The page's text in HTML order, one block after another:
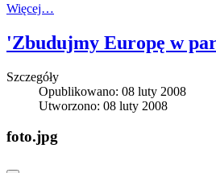
Więcej…
'Zbudujmy Europę w
Szczegóły
Opublikowano: 08 luty 2008
Utworzono: 08 luty 2008
foto.jpg